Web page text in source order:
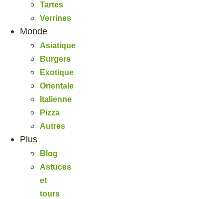
Tartes
Verrines
Monde
Asiatique
Burgers
Exotique
Orientale
Italienne
Pizza
Autres
Plus
Blog
Astuces
et
tours